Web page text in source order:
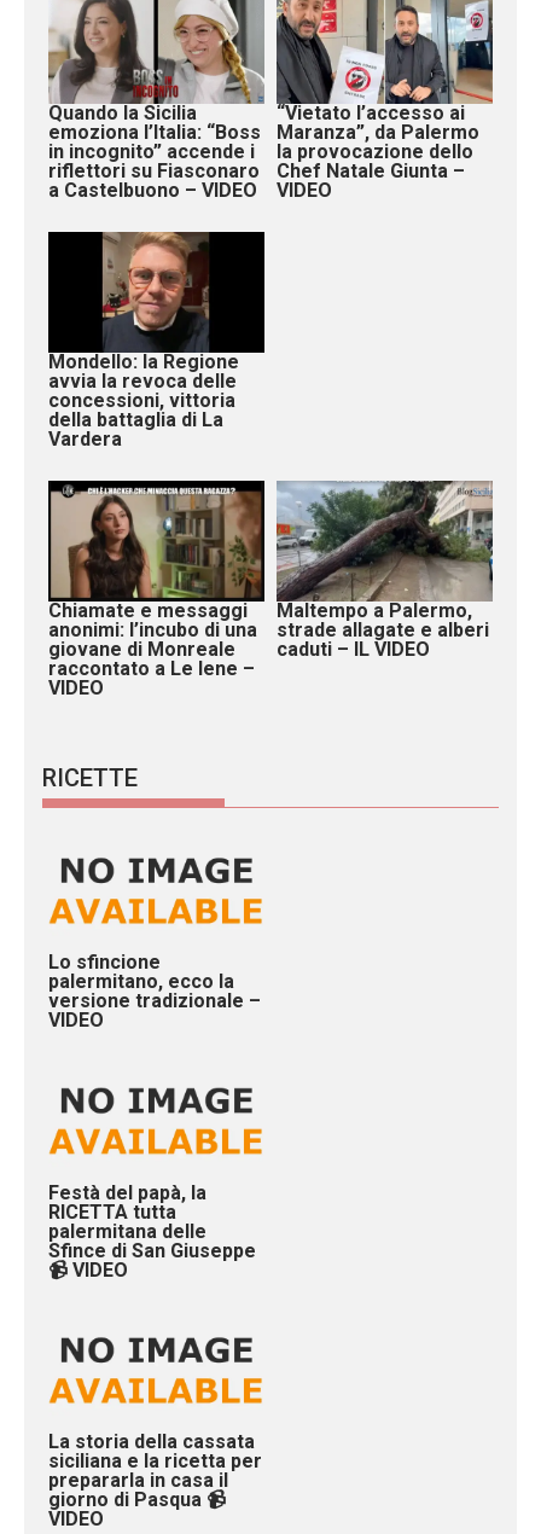
Quando la Sicilia
emoziona l’Italia: “Boss
in incognito” accende i
riflettori su Fiasconaro
a Castelbuono – VIDEO
“Vietato l’accesso ai
Maranza”, da Palermo
la provocazione dello
Chef Natale Giunta –
VIDEO
Mondello: la Regione
avvia la revoca delle
concessioni, vittoria
della battaglia di La
Vardera
Chiamate e messaggi
anonimi: l’incubo di una
giovane di Monreale
raccontato a Le Iene –
VIDEO
Maltempo a Palermo,
strade allagate e alberi
caduti – IL VIDEO
RICETTE
Lo sfincione
palermitano, ecco la
versione tradizionale –
VIDEO
Festà del papà, la
RICETTA tutta
palermitana delle
Sfince di San Giuseppe
📹 VIDEO
La storia della cassata
siciliana e la ricetta per
prepararla in casa il
giorno di Pasqua 📹
VIDEO